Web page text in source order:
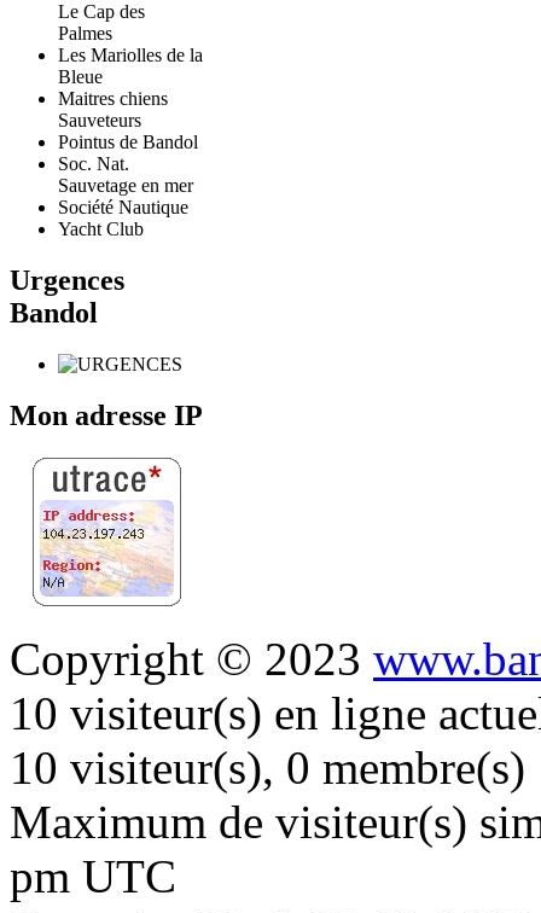
Le Cap des
Palmes
Les Mariolles de la
Bleue
Maitres chiens
Sauveteurs
Pointus de Bandol
Soc. Nat.
Sauvetage en mer
Société Nautique
Yacht Club
Urgences
Bandol
Mon adresse IP
Copyright © 2023
10 visiteur(s) en ligne
10 visiteur(s), 0 membre(s)
Maximum de visiteur(s)
pm UTC